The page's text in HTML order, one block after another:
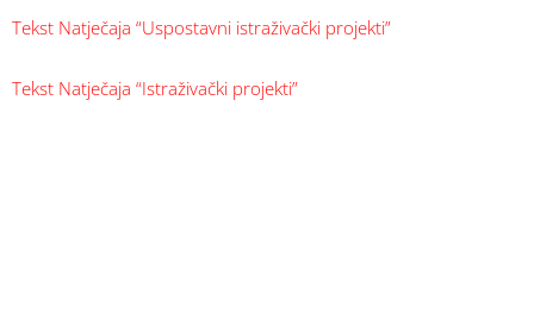
Tekst Natječaja “Uspostavni istraživački projekti”
Tekst Natječaja “Istraživački projekti”